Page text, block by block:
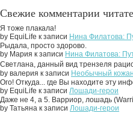
Свежие комментарии
Я тоже плакала!
by EquiLife к записи Нина Филатова:
Рыдала, просто здорово.
by Мария к записи Нина Филатова:
Светлана, данный вид трензеля
by валерия к записи Необычный
Ого! Откуда... где Вы находите эту
by EquiLife к записи Лошади-герои
Даже не 4, а 5. Варриор, лошадь
by Татьяна к записи Лошади-герои